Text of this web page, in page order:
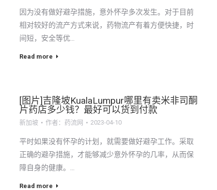
因为没有做好避孕措施，意外怀孕多次发生。对于目前
相对较好的流产方式来说，药物流产有着方便快捷，时
间短，安全等优…
Read more
[图片]吉隆坡KualaLumpur哪里有卖米非司酮
片药店多少钱？最好可以货到付款
新加坡 作者： 药流网 2023-04-10
平时如果没有怀孕的计划，就需要做好避孕工作。采取
正确的避孕措施，才能够减少意外怀孕的几率，从而保
障自身的健康。…
Read more